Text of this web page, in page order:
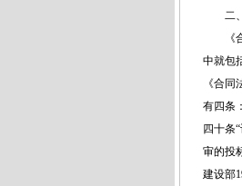
二、
《合
中就包
《合
有四条
四十条
审的投
建设部